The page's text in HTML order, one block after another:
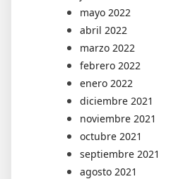
mayo 2022
abril 2022
marzo 2022
febrero 2022
enero 2022
diciembre 2021
noviembre 2021
octubre 2021
septiembre 2021
agosto 2021